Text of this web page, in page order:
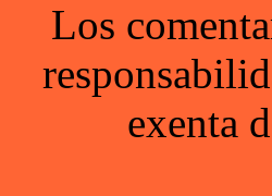
Los
exenta